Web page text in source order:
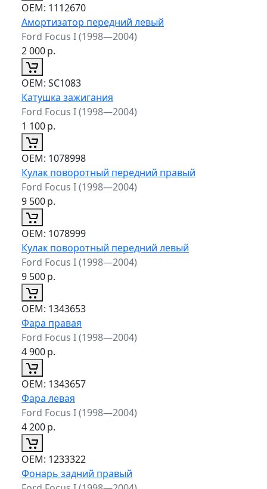
ОЕМ: 1112670
Амортизатор передний левый
Ford Focus I (1998—2004)
2 000р.
ОЕМ: SC1083
Катушка зажигания
Ford Focus I (1998—2004)
1 100р.
ОЕМ: 1078998
Кулак поворотный передний правый
Ford Focus I (1998—2004)
9 500р.
ОЕМ: 1078999
Кулак поворотный передний левый
Ford Focus I (1998—2004)
9 500р.
ОЕМ: 1343653
Фара правая
Ford Focus I (1998—2004)
4 900р.
ОЕМ: 1343657
Фара левая
Ford Focus I (1998—2004)
4 200р.
ОЕМ: 1233322
Фонарь задний правый